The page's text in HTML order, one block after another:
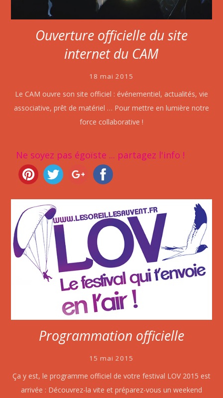
Ouverture officielle du site
internet du CAM
18 mai 2015
Le CAM ouvre son site officiel : événementiel, actualités, vie
associative, prêt de matériel … Pour mettre en lumière notre
force collaborative !
Ne soyez pas égoïste ... partagez l'info !
Programmation officielle
15 mai 2015
Ça y est, le programme officiel de votre festival LOV 2015 est
arrivée : Découvrez-la vite et préparez-vous un weekend